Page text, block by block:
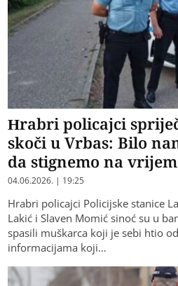
Hrabri policajci
skoči u Vrbas: Bilo
da stignemo na
04.06.2026. | 19:25
Hrabri policajci Policijske stanice
Lakić i Slaven Momić sinoć su u
spasili muškarca koji je sebi htio
informacijama koji…